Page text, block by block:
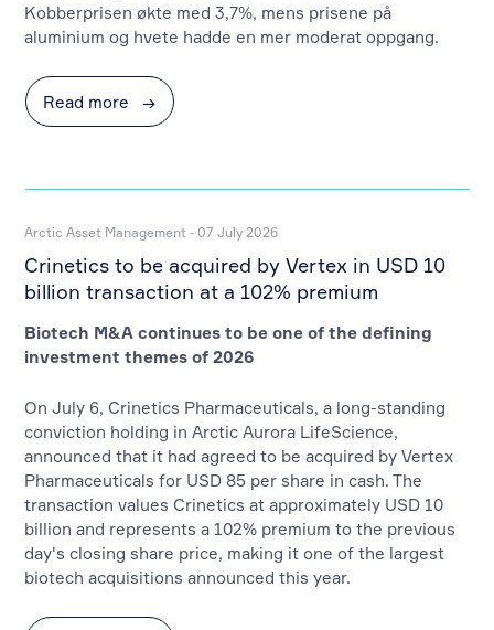
Kobberprisen økte med 3,7%, mens prisene på
aluminium og hvete hadde en mer moderat oppgang.
Read more →
Arctic Asset Management - 07 July 2026
Crinetics to be acquired by Vertex in USD 10
billion transaction at a 102% premium
Biotech M&A continues to be one of the defining
investment themes of 2026
On July 6, Crinetics Pharmaceuticals, a long-standing
conviction holding in Arctic Aurora LifeScience,
announced that it had agreed to be acquired by Vertex
Pharmaceuticals for USD 85 per share in cash. The
transaction values Crinetics at approximately USD 10
billion and represents a 102% premium to the previous
day's closing share price, making it one of the largest
biotech acquisitions announced this year.